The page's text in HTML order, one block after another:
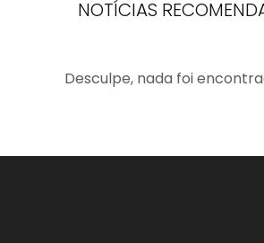
NOTÍCIAS
Desculpe, nada foi